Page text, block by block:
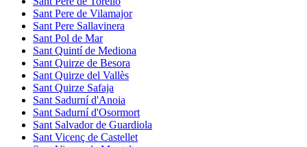
Sant Pere de Vilamajor
Sant Pere Sallavinera
Sant Pol de Mar
Sant Quintí de Mediona
Sant Quirze de Besora
Sant Quirze del Vallès
Sant Quirze Safaja
Sant Sadurní d'Anoia
Sant Sadurní d'Osormort
Sant Salvador de Guardiola
Sant Vicenç de Castellet